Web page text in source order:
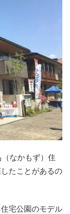
なかもず）住
たことがあるの
宅公園のモデル